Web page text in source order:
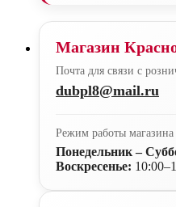
Магазин
Почта для связи с
dubpl8@mail.ru
Режим работы магазина
Понедельник –
Воскресенье: